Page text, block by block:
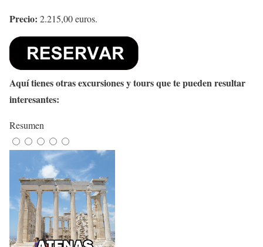
Precio: 2.215,00 euros.
Aquí tienes otras excursiones y tours que te pueden resultar
interesantes:
Resumen